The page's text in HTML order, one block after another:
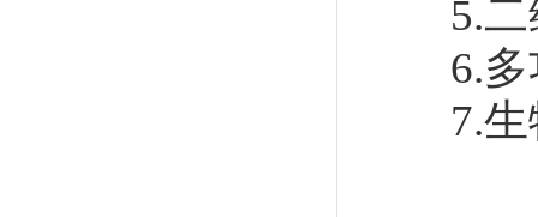
5.二
6.多
7.生